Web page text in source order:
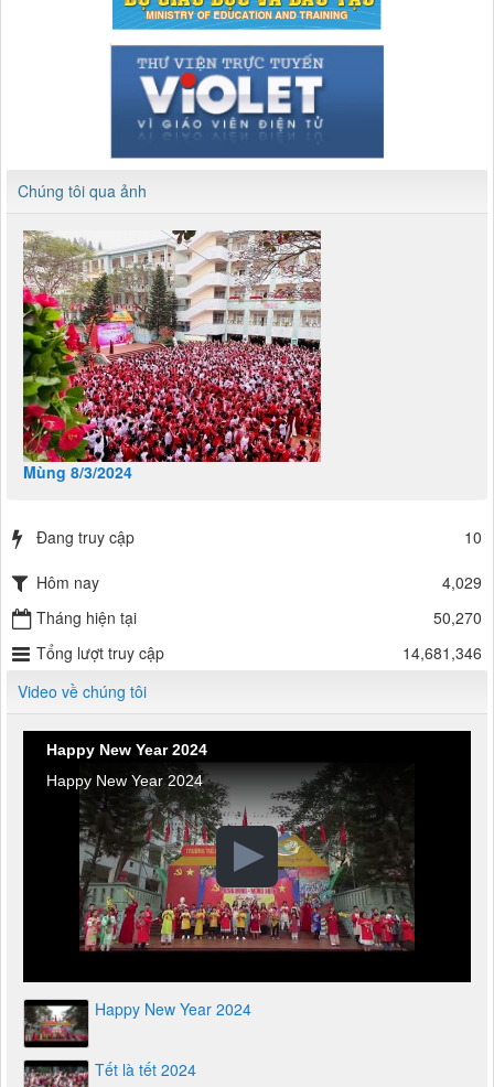
Chúng tôi qua ảnh
Mùng 8/3/2024
Đang truy cập 10
Hôm nay
4,029
Tháng hiện tại
50,270
Tổng lượt truy cập
14,681,346
Video về chúng tôi
Happy New Year 2024
Happy New Year 2024
Happy New Year 2024
Tết là tết 2024